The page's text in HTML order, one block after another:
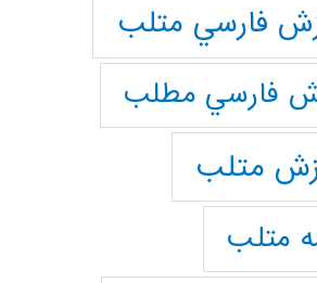
فارسي متلب
فارسي مطلب
متلب
متلب